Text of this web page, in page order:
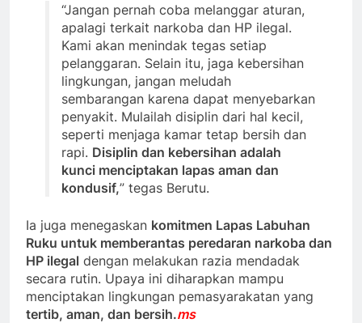
“Jangan pernah coba melanggar aturan,
apalagi terkait narkoba dan HP ilegal.
Kami akan menindak tegas setiap
pelanggaran. Selain itu, jaga kebersihan
lingkungan, jangan meludah
sembarangan karena dapat menyebarkan
penyakit. Mulailah disiplin dari hal kecil,
seperti menjaga kamar tetap bersih dan
rapi. Disiplin dan kebersihan adalah
kunci menciptakan lapas aman dan
kondusif,” tegas Berutu.
Ia juga menegaskan komitmen Lapas Labuhan
Ruku untuk memberantas peredaran narkoba dan
HP ilegal dengan melakukan razia mendadak
secara rutin. Upaya ini diharapkan mampu
menciptakan lingkungan pemasyarakatan yang
tertib, aman, dan bersih.ms